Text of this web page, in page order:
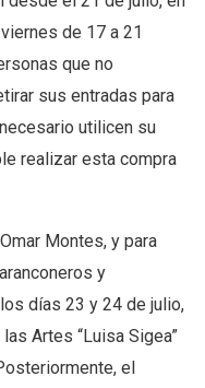
de 17 a 21
que no
sus entradas para
utilicen su
realizar esta compra
Montes, y para
y
días 23 y 24 de julio,
Artes “Luisa Sigea”
el